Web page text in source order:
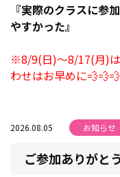
『実際のクラスに参
やすかった』
※8/9(日)～8/17(月)
わせはお早めに💨💨💨
2026.08.05 お知らせ
ご参加ありがと